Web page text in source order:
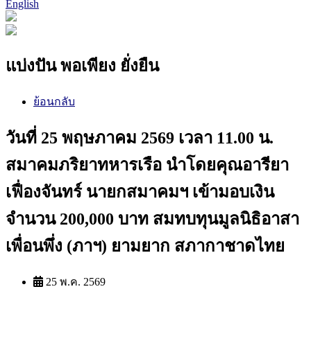
English
แบ่งปัน พอเพียง ยั่งยืน
ย้อนกลับ
วันที่ 25 พฤษภาคม 2569 เวลา 11.00 น.
สมาคมภริยาทหารเรือ นำโดยคุณอารียา
เฟื่องจันทร์ นายกสมาคมฯ เข้ามอบเงิน
จำนวน 200,000 บาท สมทบทุนมูลนิธิอาสา
เพื่อนพึ่ง (ภาฯ) ยามยาก สภากาชาดไทย
25 พ.ค. 2569